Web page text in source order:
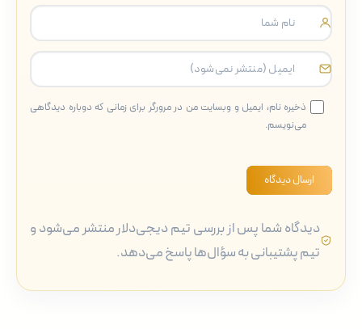
ذخیره نام، ایمیل و وبسایت من در مرورگر برای زمانی که دوباره دیدگاهی
می‌نویسم.
ارسال دیدگاه
دیدگاه شما پس از بررسی تیم دیجی‌دلار منتشر می‌شود و
تیم پشتیبانی به سؤال‌ها پاسخ می‌دهد.